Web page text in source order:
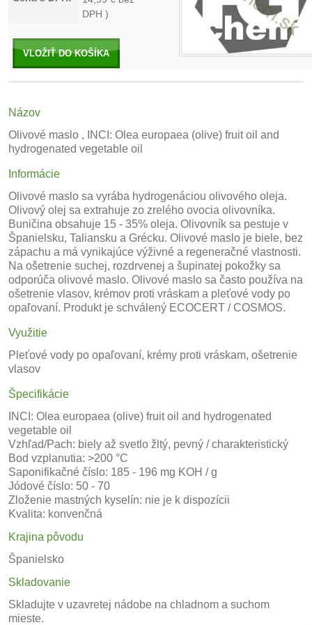
DPH )
VLOŽIŤ DO KOŠÍKA
Názov
Olivové maslo , INCI: Olea europaea (olive) fruit oil and
hydrogenated vegetable oil
Informácie
Olivové maslo sa vyrába hydrogenáciou olivového oleja.
Olivový olej sa extrahuje zo zrelého ovocia olivovníka.
Buničina obsahuje 15 - 35% oleja. Olivovník sa pestuje v
Španielsku, Taliansku a Grécku. Olivové maslo je biele, bez
zápachu a má vynikajúce výživné a regeneračné vlastnosti.
Na ošetrenie suchej, rozdrvenej a šupinatej pokožky sa
odporúča olivové maslo. Olivové maslo sa často používa na
ošetrenie vlasov, krémov proti vráskam a pleťové vody po
opaľovaní. Produkt je schválený ECOCERT / COSMOS.
Využitie
Pleťové vody po opaľovaní, krémy proti vráskam, ošetrenie
vlasov
Špecifikácie
INCI: Olea europaea (olive) fruit oil and hydrogenated
vegetable oil
Vzhľad/Pach: biely až svetlo žltý, pevný / charakteristický
Bod vzplanutia: >200 °C
Saponifikačné číslo: 185 - 196 mg KOH / g
Jódové číslo: 50 - 70
Zloženie mastných kyselín: nie je k dispozícii
Kvalita: konvenčná
Krajina pôvodu
Španielsko
Skladovanie
Skladujte v uzavretej nádobe na chladnom a suchom
mieste.